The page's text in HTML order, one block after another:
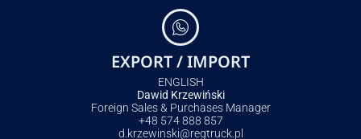
EXPORT / IMPORT
ENGLISH
Dawid Krzewiński
Foreign Sales & Purchases Manager
+48 574 888 857
d.krzewinski@regtruck.pl